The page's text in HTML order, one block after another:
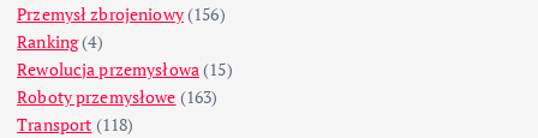
Przemysł zbrojeniowy(156)
Ranking(4)
Rewolucja przemysłowa (15)
Roboty przemysłowe (163)
Transport (118)